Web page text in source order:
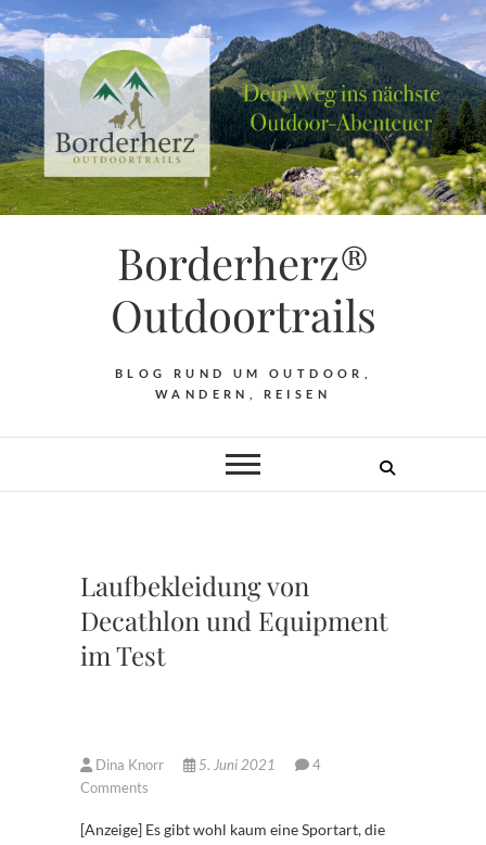
Borderherz®
Outdoortrails
BLOG RUND UM OUTDOOR,
WANDERN, REISEN
Laufbekleidung von
Decathlon und Equipment
im Test
Dina Knorr 5. Juni 2021
4
Comments
[Anzeige] Es gibt wohl kaum eine Sportart, die